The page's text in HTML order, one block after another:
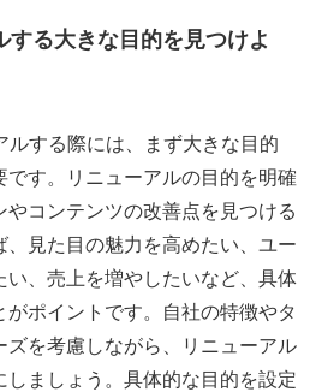
する大きな目的を見つけよ
ルする際には、まず大きな目的
です。リニューアルの目的を明確
コンテンツの改善点を見つける
、見た目の魅力を高めたい、ユー
い、売上を増やしたいなど、具体
ポイントです。自社の特徴やタ
ズを考慮しながら、リニューアル
ましょう。具体的な目的を設定